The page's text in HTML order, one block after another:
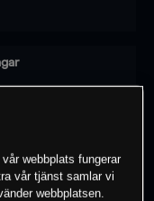
i detta
webbplats fungerar
vår tjänst samlar vi
webbplatsen.